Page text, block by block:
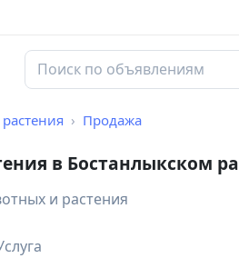
Продажа
в Бостанлыкском
и растения